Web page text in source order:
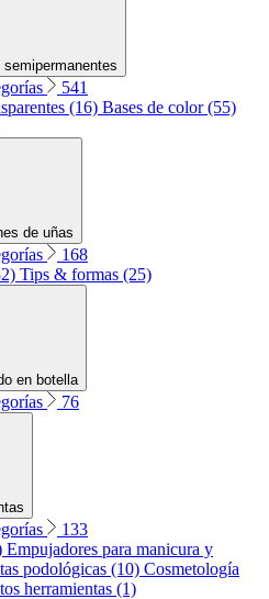
semipermanentes
541
(16) Bases de color (55)
de uñas
168
Tips & formas (25)
en botella
76
133
Empujadores para manicura y
podológicas (10) Cosmetología
herramientas (1)